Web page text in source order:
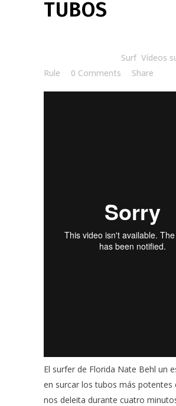
TUBOS
Surf Vídeos
Rule
0 Comments Share
El surfer de Florida Nate Behl un
en surcar los tubos más potentes
nos deleita durante cuatro